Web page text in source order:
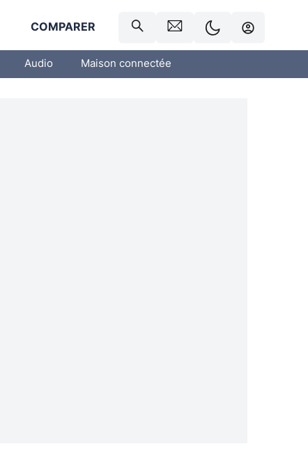
COMPARER
Audio Maison connectée